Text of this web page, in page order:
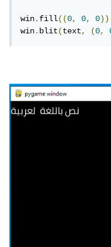
win.fill((0, 0, 0))
win.blit(text, (0,